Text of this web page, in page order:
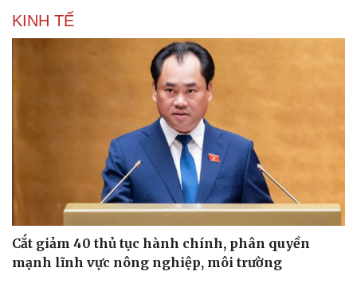
KINH TẾ
Cắt giảm 40 thủ tục hành chính, phân quyền
mạnh lĩnh vực nông nghiệp, môi trường